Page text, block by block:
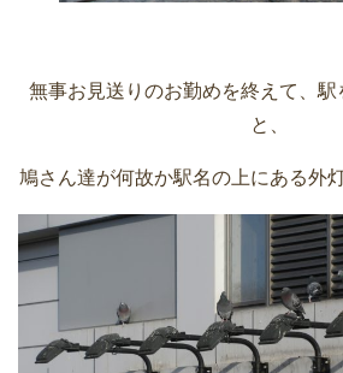
無事お見送りのお勤めを終えて、駅
と、
鳩さん達が何故か駅名の上にある外